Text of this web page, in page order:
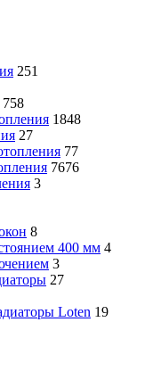
251
758
1848
27
77
7676
3
8
400 мм 4
3
27
Loten 19